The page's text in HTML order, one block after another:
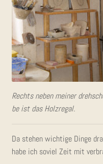
Rechts neben mei­ner
be ist das Holzregal.
Da ste­hen wich­ti­ge Din­ge
habe ich soviel Zeit mit